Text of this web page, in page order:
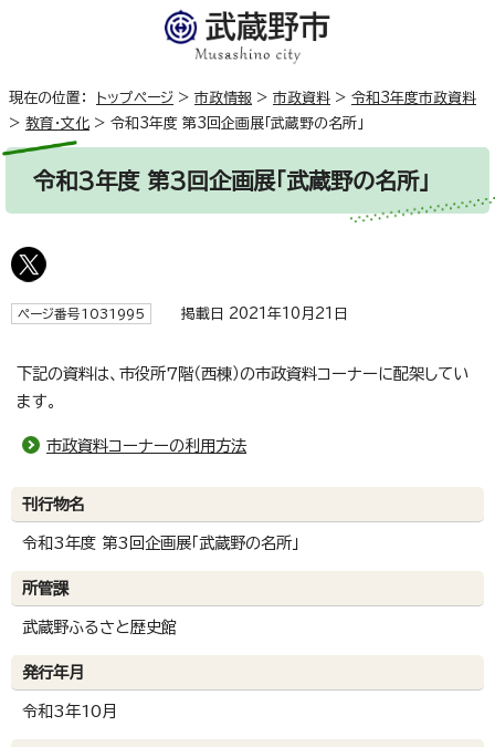
現在の位置： トップページ > 市政情報 > 市政資料 > 令和3年度市政資料
> 教育・文化 > 令和3年度 第3回企画展「武蔵野の名所」
令和3年度 第3回企画展「武蔵野の名所」
ページ番号1031995 掲載日 2021年10月21日
下記の資料は、市役所7階（西棟）の市政資料コーナーに配架してい
ます。
市政資料コーナーの利用方法
刊行物名
令和3年度 第3回企画展「武蔵野の名所」
所管課
武蔵野ふるさと歴史館
発行年月
令和3年10月